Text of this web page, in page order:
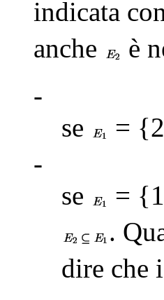
indicata
anche
è
-
se
=
-
se
=
.
dire che